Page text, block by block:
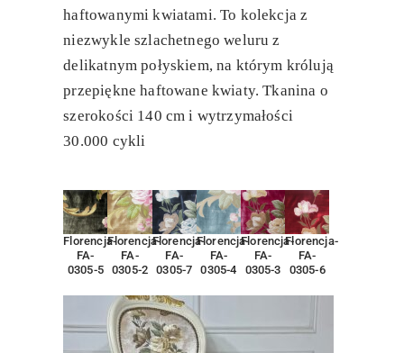
haftowanymi kwiatami. To kolekcja z
niezwykle szlachetnego weluru z
delikatnym połyskiem, na którym królują
przepiękne haftowane kwiaty. Tkanina o
szerokości 140 cm i wytrzymałości
30.000 cykli
Florencja-
FA-
0305-5
Florencja-
FA-
0305-2
Florencja-
FA-
0305-7
Florencja-
FA-
0305-4
Florencja-
FA-
0305-3
Florencja-
FA-
0305-6